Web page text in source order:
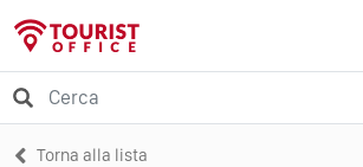
Torna alla lista